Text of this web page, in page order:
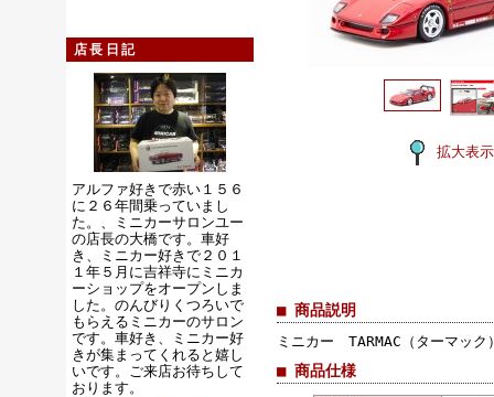
店長日記
アルファ好きで赤い１５６
に２６年間乗っていまし
た。、ミニカーサロンユー
の店長の大橋です。車好
き、ミニカー好きで２０１
１年５月に吉祥寺にミニカ
ーショップをオープンしま
した。のんびりくつろいで
もらえるミニカーのサロン
です。車好き、ミニカー好
きが集まってくれると嬉し
いです。ご来店お待ちして
おります。
拡大表示
■ 商品説明
ミニカー TARMAC（ターマ
■ 商品仕様